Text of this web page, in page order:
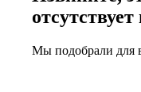
Турніки та бруси
Ручки та тяги
Мы подобрали для